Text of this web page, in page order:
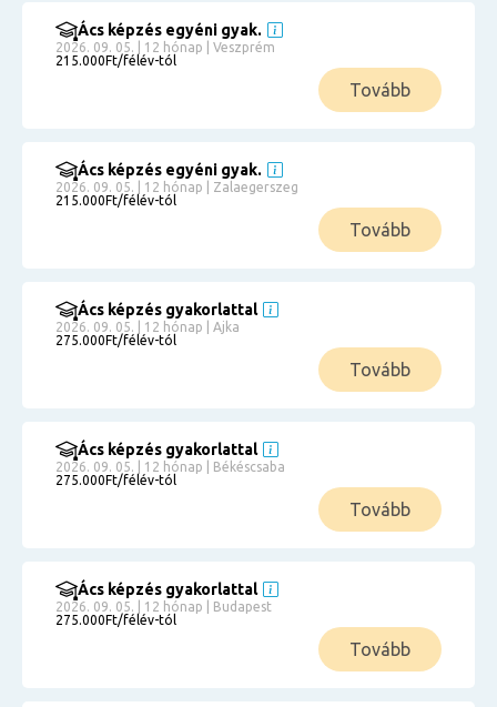
Ács képzés egyéni gyak.
2026. 09. 05. | 12 hónap | Veszprém
215.000Ft/félév-tól
Tovább
Ács képzés egyéni gyak.
2026. 09. 05. | 12 hónap | Zalaegerszeg
215.000Ft/félév-tól
Tovább
Ács képzés gyakorlattal
2026. 09. 05. | 12 hónap | Ajka
275.000Ft/félév-tól
Tovább
Ács képzés gyakorlattal
2026. 09. 05. | 12 hónap | Békéscsaba
275.000Ft/félév-tól
Tovább
Ács képzés gyakorlattal
2026. 09. 05. | 12 hónap | Budapest
275.000Ft/félév-tól
Tovább